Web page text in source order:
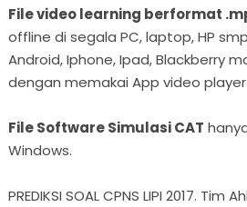
File video learning berformat
offline di segala PC, laptop, HP
Android, Iphone, Ipad, Blackberry
dengan memakai App video player.
File Software Simulasi CAT
Windows.
PREDIKSI SOAL CPNS LIPI 2017. Tim